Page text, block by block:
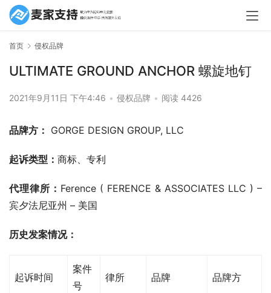
首页 侵权品牌
ULTIMATE GROUND ANCHOR 螺旋地钉
2021年9月11日 下午4:46 • 侵权品牌 • 阅读 4426
品牌方： GORGE DESIGN GROUP, LLC
起诉类型： 商标、专利
代理律所： Ference ( FERENCE & ASSOCIATES LLC ) –
宾夕法尼亚州 – 美国
历史发案情况：
起诉时间
案件
号
律所 品牌 品牌方